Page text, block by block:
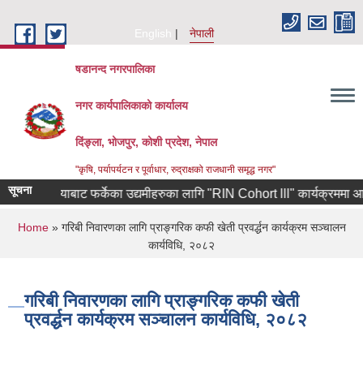
English
नेपाली
षडानन्द नगरपालिका
नगर कार्यपालिकाको कार्यालय
दिंङ्ला, भोजपुर, कोशी प्रदेश, नेपाल
"कृषि, पर्यापर्यटन र पूर्वाधार, रुद्राक्षको राजधानी समृद्ध नगर"
सूचनाकोरियाबाट फर्केका उद्यमीहरुका लागि "RIN Cohort lll" कार्यक्रममा
You are here
Home» गरिबी निवारणका लागि प्राङ्गरिक कफी खेती प्रवर्द्धन कार्यक्रम सञ्चालन
कार्यविधि, २०८२
गरिबी निवारणका लागि प्राङ्गरिक कफी खेती
प्रवर्द्धन कार्यक्रम सञ्चालन कार्यविधि, २०८२